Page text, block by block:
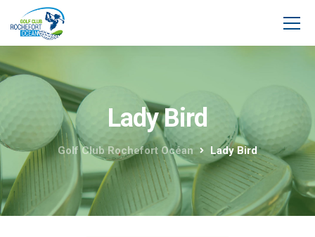
Lady Bird
Golf Club Rochefort Océan Lady Bird